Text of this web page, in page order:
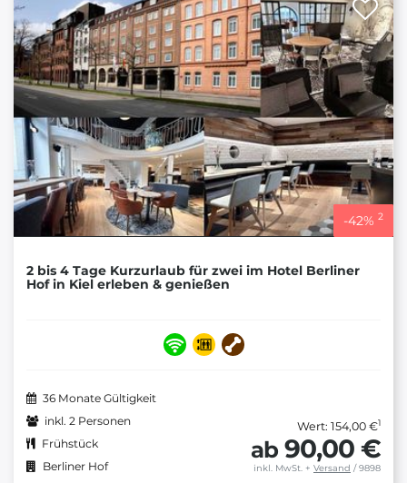
-42% 2
2 bis 4 Tage Kurzurlaub für zwei im Hotel Berliner
Hof in Kiel erleben & genießen
36 Monate Gültigkeit
inkl. 2 Personen
Frühstück
Berliner Hof
Wert: 154,00 €1
ab 90,00 €
inkl. MwSt. + Versand / 9898